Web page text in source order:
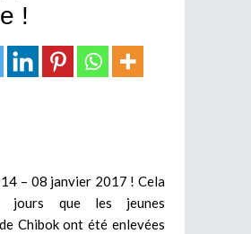
!
– 08 janvier 2017 ! Cela
jours que les jeunes
Chibok ont été enlevées